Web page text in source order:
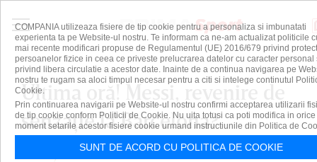
Ultima oră! Messi, revenire de
senzaţie la Barcelona?
Preşedintele catalanilor a făcut
COMPANIA utilizeaza fisiere de tip cookie pentru a personaliza si imbunatati
experienta ta pe Website-ul nostru. Te informam ca ne-am actualizat politicile
mai recente modificari propuse de Regulamentul (UE) 2016/679 privind
persoanelor fizice in ceea ce priveste prelucrarea datelor cu caracter personal
privind libera circulatie a acestor date. Inainte de a continua navigarea pe
nostru te rugam sa aloci timpul necesar pentru a citi si intelege continutul
Cookie.
Prin continuarea navigarii pe Website-ul nostru confirmi acceptarea utilizarii
de tip cookie conform Politicii de Cookie. Nu uita totusi ca poti modifica in orice
moment setarile acestor fisiere cookie urmand instructiunile din Politica de
SUNT DE ACORD CU POLITICA DE COOKIE